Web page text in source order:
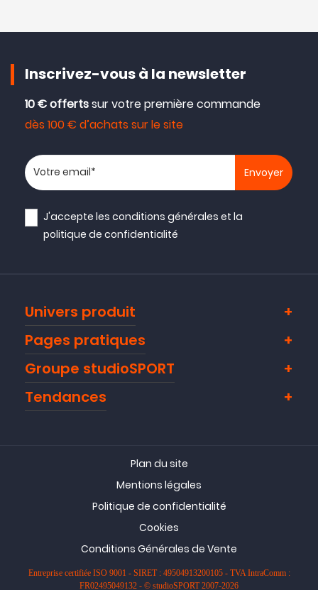
Inscrivez-vous à la newsletter
10 € offertssur votre première commande
dès 100 € d’achats sur le site
Votre adresse email
J'accepte lesconditions générales et la
politique de confidentialité
Univers produit
Pages pratiques
Groupe studioSPORT
Tendances
Plan du site
Mentions légales
Politique de confidentialité
Cookies
Conditions Générales de Vente
Entreprise certifiée ISO 9001 - SIRET : 49504913200105 - TVA IntraComm :
FR02495049132 - © studioSPORT 2007-2026